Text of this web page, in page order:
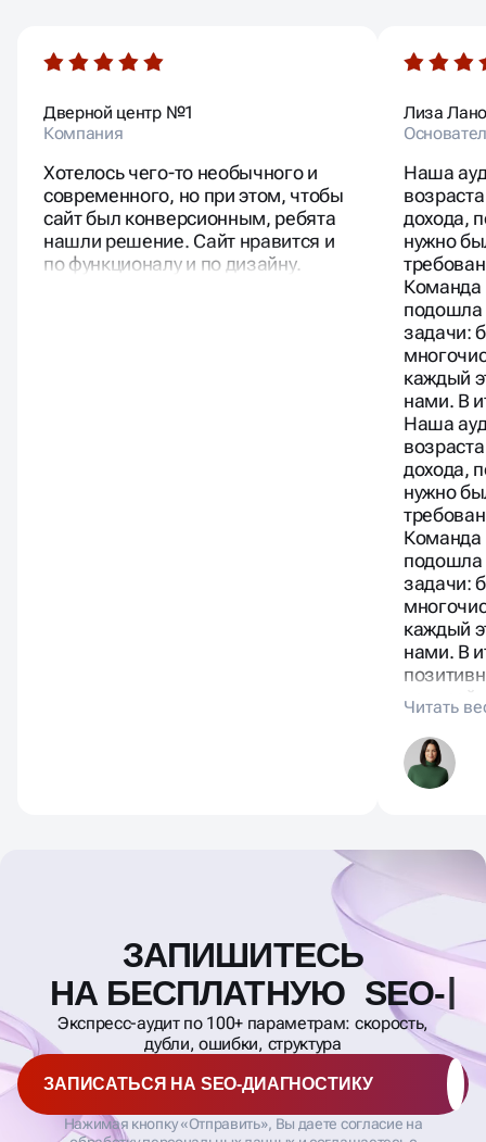
Дверной центр №1
Компания
Хотелось чего-то необычного и
современного, но при этом, чтобы
сайт был конверсионным, ребята
нашли решение. Сайт нравится и
по функционалу и по дизайну.
Лиза
Наша
дохода,
нужно
Команда
подошла
задачи:
каждый
нами. В
Наша
дохода,
нужно
Команда
подошла
задачи:
каждый
нами. В
Масштабирование
процесса
ЗАПИШИТЕСЬ
НА БЕСПЛАТНУЮ SEO-
ДИАГНОСТИКУ СА
Экспресс-аудит по 100+ параметрам: скорость,
дубли, ошибки, структура
ЗАПИСАТЬСЯ НА SEO-ДИАГНОСТИКУ